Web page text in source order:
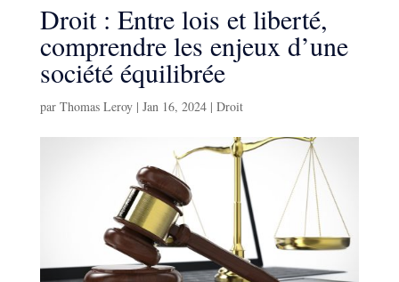
Droit : Entre lois et liberté,
comprendre les enjeux d’une
société équilibrée
par Thomas Leroy| Jan 16, 2024| Droit